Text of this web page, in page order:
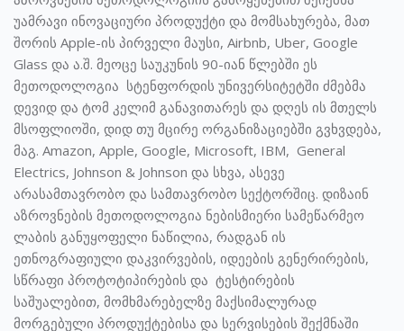
უამრავი ინოვაციური პროდუქტი და მომსახურება, მათ
შორის Apple-ის პირველი მაუსი, Airbnb, Uber, Google
Glass და ა.შ. მეოცე საუკუნის 90-იან წლებში ეს
მეთოდოლოგია სტენფორდის უნივერსიტეტში ძმებმა
დევიდ და ტომ კელიმ განავითარეს და დღეს ის მთელს
მსოფლიოში, დიდ თუ მცირე ორგანიზაციებში გვხვდება,
მაგ. Amazon, Apple, Google, Microsoft, IBM, General
Electrics, Johnson & Johnson და სხვა, ასევე
არასამთავრობო და სამთავრობო სექტორშიც. დიზაინ
აზროვნების მეთოდოლოგია ნებისმიერი სამეწარმეო
ლაბის განუყოფელი ნაწილია, რადგან ის
ეთნოგრაფიული დაკვირვების, იდეების გენერირების,
სწრაფი პროტოტიპირების და ტესტირების
საშუალებით, მომხმარებელზე მაქსიმალურად
მორგებული პროდუქტებისა და სერვისების შექმნაში